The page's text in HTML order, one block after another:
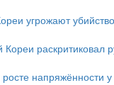
угрожают
раскритиковал
росте